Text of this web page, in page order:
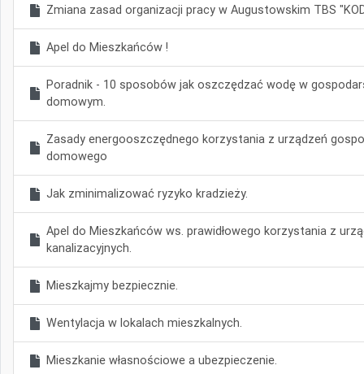
Zmiana zasad organizacji pracy w Augustowskim TBS
Apel do Mieszkańców !
Poradnik - 10 sposobów jak oszczędzać wodę w
domowym.
Zasady energooszczędnego korzystania z urządzeń
domowego
Jak zminimalizować ryzyko kradzieży.
Apel do Mieszkańców ws. prawidłowego korzystania z
kanalizacyjnych.
Mieszkajmy bezpiecznie.
Wentylacja w lokalach mieszkalnych.
Mieszkanie własnościowe a ubezpieczenie.